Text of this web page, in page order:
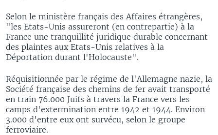
Selon le ministère français des Affaires étrangères,
"les Etats-Unis assureront (en contrepartie) à la
France une tranquillité juridique durable concernant
des plaintes aux Etats-Unis relatives à la
Déportation durant l'Holocauste".
Réquisitionnée par le régime de l'Allemagne nazie, la
Société française des chemins de fer avait transporté
en train 76.000 Juifs à travers la France vers les
camps d'extermination entre 1942 et 1944. Environ
3.000 d'entre eux ont survécu, selon le groupe
ferroviaire.